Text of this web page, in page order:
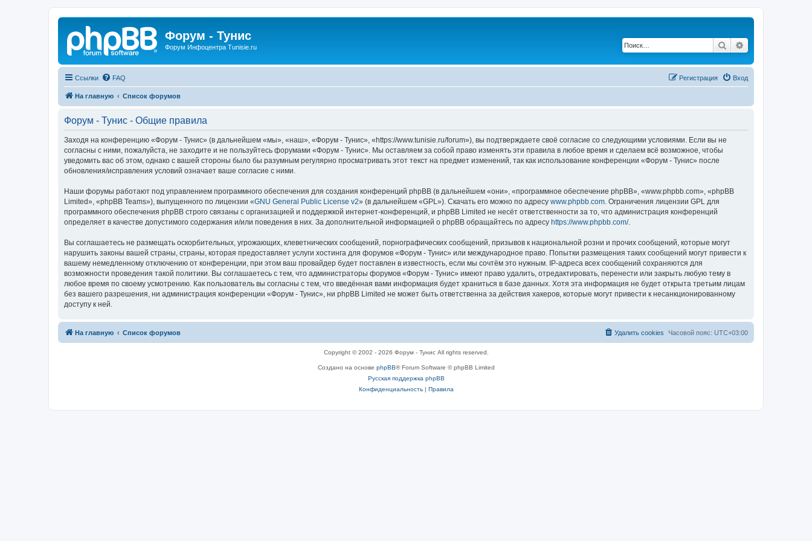
Форум - Тунис
Форум Инфоцентра Tunisie.ru Поиск
Ссылки FAQ Вход
Регистрация
На главную Список форумов
Форум - Тунис - Общие правила
Заходя на конференцию «Форум - Тунис» (в дальнейшем «мы», «наш», «Форум - Тунис», «https://www.tunisie.ru/forum»), вы подтверждаете своё согласие со следующими условиями. Если вы не
согласны с ними, пожалуйста, не заходите и не пользуйтесь форумами «Форум - Тунис». Мы оставляем за собой право изменять эти правила в любое время и сделаем всё возможное, чтобы
уведомить вас об этом, однако с вашей стороны было бы разумным регулярно просматривать этот текст на предмет изменений, так как использование конференции «Форум - Тунис» после
обновления/исправления условий означает ваше согласие с ними.
Наши форумы работают под управлением программного обеспечения для создания конференций phpBB (в дальнейшем «они», «программное обеспечение phpBB», «www.phpbb.com», «phpBB
Limited», «phpBB Teams»), выпущенного по лицензии «GNU General Public License v2» (в дальнейшем «GPL»). Скачать его можно по адресу www.phpbb.com . Ограничения лицензии GPL для
программного обеспечения phpBB строго связаны с организацией и поддержкой интернет-конференций, и phpBB Limited не несёт ответственности за то, что администрация конференций
определяет в качестве допустимого содержания и/или поведения в них. За дополнительной информацией о phpBB обращайтесь по адресу https://www.phpbb.com/.
Вы соглашаетесь не размещать оскорбительных, угрожающих, клеветнических сообщений, порнографических сообщений, призывов к национальной розни и прочих сообщений, которые могут
нарушить законы вашей страны, страны, которая предоставляет услуги хостинга для форумов «Форум - Тунис» или международное право. Попытки размещения таких сообщений могут привести к
вашему немедленному отключению от конференции, при этом ваш провайдер будет поставлен в известность, если мы сочтём это нужным. IP-адреса всех сообщений сохраняются для
возможности проведения такой политики. Вы соглашаетесь с тем, что администраторы форумов «Форум - Тунис» имеют право удалить, отредактировать, перенести или закрыть любую тему в
любое время по своему усмотрению. Как пользователь вы согласны с тем, что введённая вами информация будет храниться в базе данных. Хотя эта информация не будет открыта третьим лицам
без вашего разрешения, ни администрация конференции «Форум - Тунис», ни phpBB Limited не может быть ответственна за действия хакеров, которые могут привести к несанкционированному
доступу к ней.
На главную Список форумов Часовой пояс: UTC+03:00
Удалить cookies
Copyright © 2002 - 2026 Форум - Тунис All rights reserved.
Создано на основе phpBB® Forum Software © phpBB Limited
Русская поддержка phpBB
Конфиденциальность| Правила